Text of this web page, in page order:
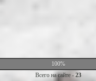
100%
Всего на сайте - 23